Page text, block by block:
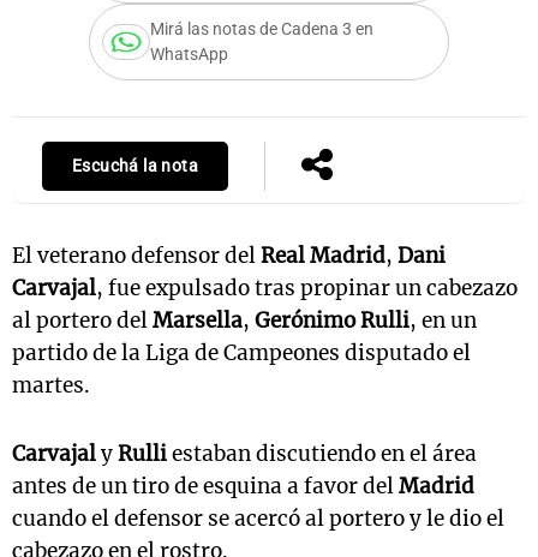
Mirá las notas de Cadena 3 en
WhatsApp
Escuchá la nota
El veterano defensor delReal Madrid, Dani
Carvajal, fue expulsado tras propinar un cabezazo
al portero delMarsella, Gerónimo Rulli, en un
partido de la Liga de Campeones disputado el
martes.
CarvajalyRulliestaban discutiendo en el área
antes de un tiro de esquina a favor delMadrid
cuando el defensor se acercó al portero y le dio el
cabezazo en el rostro.
Notas
Mundial 2026
La Sole en
Cadena 3